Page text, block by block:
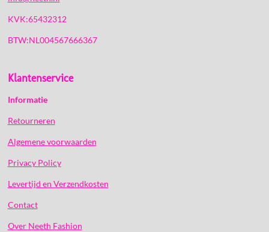
KVK:65432312
BTW:NL004567666367
Klantenservice
Informatie
Retourneren
Algemene voorwaarden
Privacy Policy
Levertijd en Verzendkosten
Contact
Over Neeth Fashion